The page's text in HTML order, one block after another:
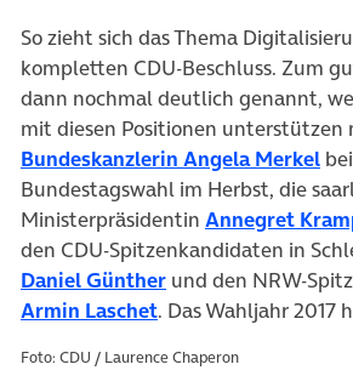
So zieht sich das Thema
kompletten CDU-Beschluss. Zum
dann nochmal deutlich genannt,
mit diesen Positionen unterstützen
Bundeskanzlerin Angela Merkel
Bundestagswahl im Herbst, die
Ministerpräsidentin Annegret
den CDU-Spitzenkandidaten in
Daniel Günther(öffnet in neuem
und den NRW-
Armin Laschet(öffnet in neuem
. Das Wahljahr 2017
Foto: CDU / Laurence Chaperon